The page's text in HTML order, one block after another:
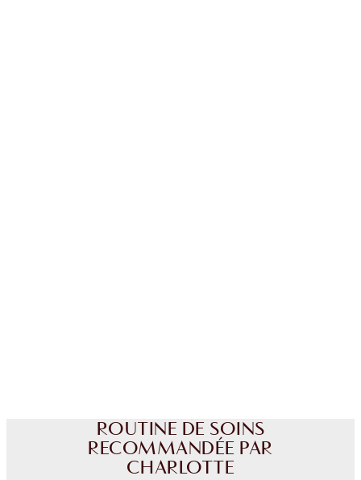
ROUTINE DE SOINS
RECOMMANDÉE PAR
CHARLOTTE